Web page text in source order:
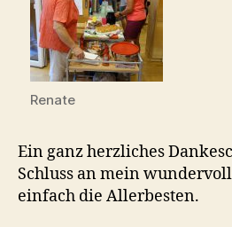
Renate
Ein ganz herzliches
Schluss an mein
einfach die Allerbesten.